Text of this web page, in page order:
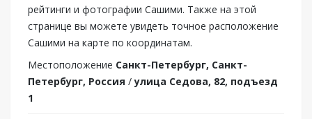
рейтинги и фотографии Сашими. Также на этой
странице вы можете увидеть точное расположение
Сашими на карте по координатам.
Местоположение Санкт-Петербург, Санкт-
Петербург, Россия /улица Седова, 82, подъезд
1